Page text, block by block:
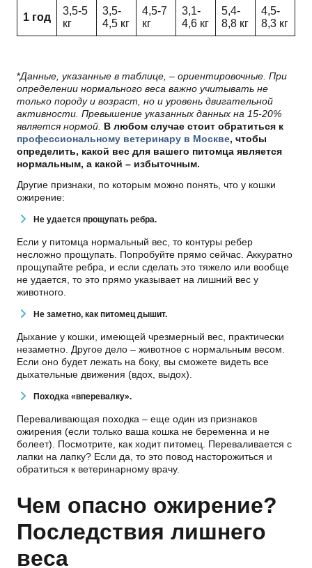
1 год
3,5-5
кг
3,5-
4,5 кг
4,5-7
кг
3,1-
4,6 кг
5,4-
8,8 кг
4,5-
8,3 кг
*Данные, указанные в таблице, – ориентировочные. При
определении нормального веса важно учитывать не
только породу и возраст, но и уровень двигательной
активности. Превышение указанных данных на 15-20%
является нормой. В любом случае стоит обратиться к
профессиональному ветеринару в Москве, чтобы
определить, какой вес для вашего питомца является
нормальным, а какой – избыточным.
Другие признаки, по которым можно понять, что у кошки
ожирение:
Не удается прощупать ребра.
Если у питомца нормальный вес, то контуры ребер
несложно прощупать. Попробуйте прямо сейчас. Аккуратно
прощупайте ребра, и если сделать это тяжело или вообще
не удается, то это прямо указывает на лишний вес у
животного.
Не заметно, как питомец дышит.
Дыхание у кошки, имеющей чрезмерный вес, практически
незаметно. Другое дело – животное с нормальным весом.
Если оно будет лежать на боку, вы сможете видеть все
дыхательные движения (вдох, выдох).
Походка «вперевалку».
Переваливающая походка – еще один из признаков
ожирения (если только ваша кошка не беременна и не
болеет). Посмотрите, как ходит питомец. Переваливается с
лапки на лапку? Если да, то это повод насторожиться и
обратиться к ветеринарному врачу.
Чем опасно ожирение?
Последствия лишнего
веса